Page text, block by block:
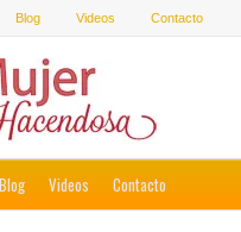
Blog Videos Contacto
Blog Videos Contacto